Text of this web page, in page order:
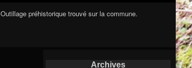
Outillage préhistorique trouvé sur la commune.
Archives